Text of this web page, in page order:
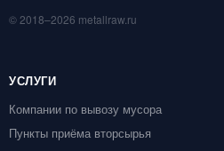
© 2018–2026 metallraw.ru
УСЛУГИ
Компании по вывозу мусора
Пункты приёма вторсырья